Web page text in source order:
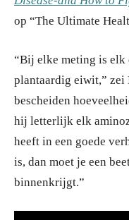
op “The Ultimate
“Bij elke meting is
plantaardig eiwit,” zei
bescheiden
hij letterlijk elk
heeft in een goede
is, dan moet je een
binnenkrijgt.”